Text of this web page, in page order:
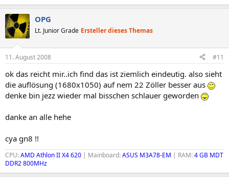
OPG
Lt. Junior Grade Ersteller dieses Themas
11. August 2008 #11
ok das reicht mir..ich find das ist ziemlich eindeutig. also sieht
die auflösung (1680x1050) auf nem 22 Zöller besser aus
denke bin jezz wieder mal bisschen schlauer geworden
danke an alle hehe
cya gn8 !!
CPU:AMD Athlon II X4 620 | Mainboard:ASUS M3A78-EM | RAM:4 GB MDT
DDR2 800MHz